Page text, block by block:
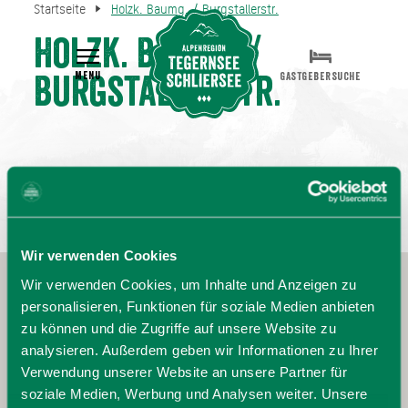
Wir verwenden Cookies
Wir verwenden Cookies, um Inhalte und Anzeigen zu
personalisieren, Funktionen für soziale Medien anbieten
zu können und die Zugriffe auf unsere Website zu
analysieren. Außerdem geben wir Informationen zu Ihrer
Verwendung unserer Website an unsere Partner für
soziale Medien, Werbung und Analysen weiter. Unsere
Startseite Holzk. Baumg. / Burgstallerstr.
Holzk. Baumg. /
Burgstallerstr.
MENU GASTGEBERSUCHE